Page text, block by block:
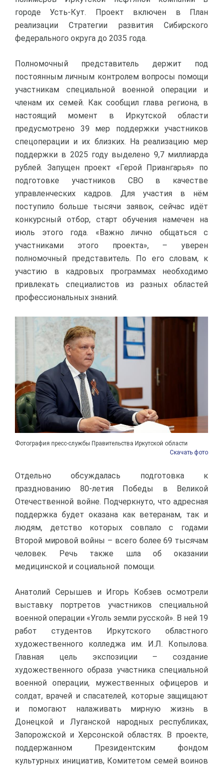
городе Усть-Кут. Проект включен в План
реализации Стратегии развития Сибирского
федерального округа до 2035 года.
Полномочный представитель держит под
постоянным личным контролем вопросы помощи
участникам специальной военной операции и
членам их семей. Как сообщил глава региона, в
настоящий момент в Иркутской области
предусмотрено 39 мер поддержки участников
спецоперации и их близких. На реализацию мер
поддержки в 2025 году выделено 9,7 миллиарда
рублей. Запущен проект «Герой Приангарья» по
подготовке участников СВО в качестве
управленческих кадров. Для участия в нём
поступило больше тысячи заявок, сейчас идёт
конкурсный отбор, старт обучения намечен на
июль этого года. «Важно лично общаться с
участниками этого проекта», – уверен
полномочный представитель. По его словам, к
участию в кадровых программах необходимо
привлекать специалистов из разных областей
профессиональных знаний.
Фотография пресс-службы Правительства Иркутской области
Скачать фото
Отдельно обсуждалась подготовка к
празднованию 80-летия Победы в Великой
Отечественной войне. Подчеркнуто, что адресная
поддержка будет оказана как ветеранам, так и
людям, детство которых совпало с годами
Второй мировой войны – всего более 69 тысячам
человек. Речь также шла об оказании
медицинской и социальной помощи.
Анатолий Серышев и Игорь Кобзев осмотрели
выставку портретов участников специальной
военной операции «Уголь земли русской». В ней 19
работ студентов Иркутского областного
художественного колледжа им. И.Л. Копылова.
Главная цель экспозиции – создание
художественного образа участника специальной
военной операции, мужественных офицеров и
солдат, врачей и спасателей, которые защищают
и помогают налаживать мирную жизнь в
Донецкой и Луганской народных республиках,
Запорожской и Херсонской областях. В проекте,
поддержанном Президентским фондом
культурных инициатив, Комитетом семей воинов